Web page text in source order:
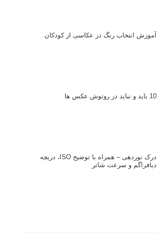
آموزش انتخاب رنگ در عکاسی از کودکان
10 باید و نباید در روتوش عکس ها
درک نوردهی – همراه با توضیح ISO، دریچه
دیافراگم و سرعت شاتر